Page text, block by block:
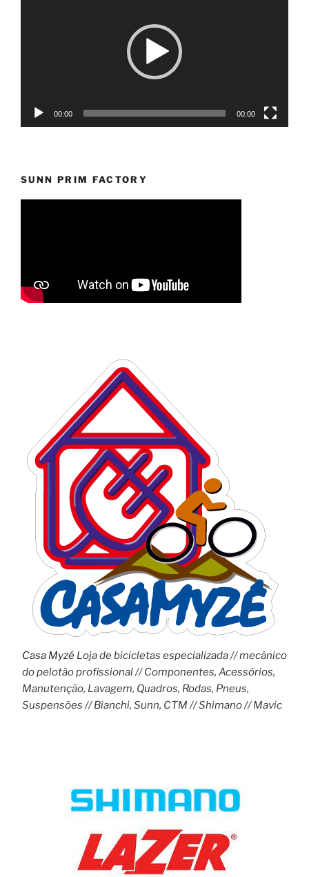
00:00 00:00
SUNN PRIM FACTORY
Casa MyzéLoja de bicicletas especializada // mecânico
do pelotão profissional // Componentes, Acessórios,
Manutenção, Lavagem, Quadros, Rodas, Pneus,
Suspensões // Bianchi, Sunn, CTM // Shimano // Mavic